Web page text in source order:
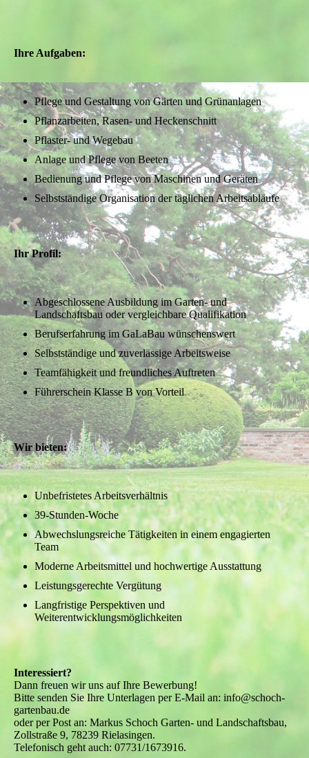
Ihre Aufgaben:
Pflege und Gestaltung von Gärten und Grünanlagen
Pflanzarbeiten, Rasen- und Heckenschnitt
Pflaster- und Wegebau
Anlage und Pflege von Beeten
Bedienung und Pflege von Maschinen und Geräten
Selbstständige Organisation der täglichen Arbeitsabläufe
Ihr Profil:
Abgeschlossene Ausbildung im Garten- und
Landschaftsbau oder vergleichbare Qualifikation
Berufserfahrung im GaLaBau wünschenswert
Selbstständige und zuverlässige Arbeitsweise
Teamfähigkeit und freundliches Auftreten
Führerschein Klasse B von Vorteil
Wir bieten:
Unbefristetes Arbeitsverhältnis
39-Stunden-Woche
Abwechslungsreiche Tätigkeiten in einem engagierten
Team
Moderne Arbeitsmittel und hochwertige Ausstattung
Leistungsgerechte Vergütung
Langfristige Perspektiven und
Weiterentwicklungsmöglichkeiten
Interessiert?
Dann freuen wir uns auf Ihre Bewerbung!
Bitte senden Sie Ihre Unterlagen per E-Mail an: info@schoch-
gartenbau.de
oder per Post an: Markus Schoch Garten- und Landschaftsbau,
Zollstraße 9, 78239 Rielasingen.
Telefonisch geht auch: 07731/1673916.